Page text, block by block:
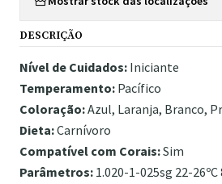
DESCRIÇÃO
Nível de Cuidados: Iniciante
Temperamento: Pacífico
Coloração:Azul, Laranja, Branco,
Dieta:Carnívoro
Compatível com Corais:Sim
Parâmetros: 1.020-1-025sg 22-